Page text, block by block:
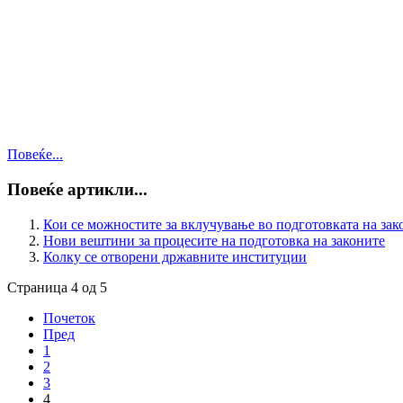
Повеќе...
Повеќе артикли...
Кои се можностите за вклучување во подготовката на
Нови вештини за процесите на подготовка на законите
Колку се отворени државните институции
Страница 4 од 5
Почеток
Пред
1
2
3
4